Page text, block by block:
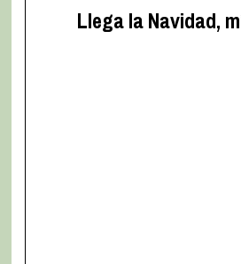
Llega la Navidad,